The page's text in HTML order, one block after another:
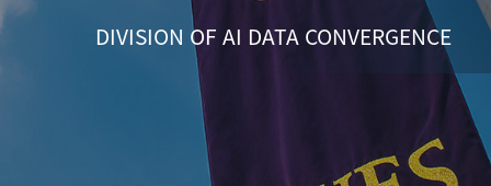
DIVISION OF AI DATA CONVERGENCE